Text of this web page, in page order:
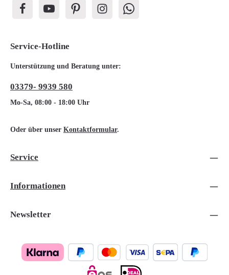
Service-Hotline
Unterstützung und Beratung unter:
03379- 9939 580
Mo-Sa, 08:00 - 18:00 Uhr
Oder über unser Kontaktformular.
Service
Informationen
Newsletter